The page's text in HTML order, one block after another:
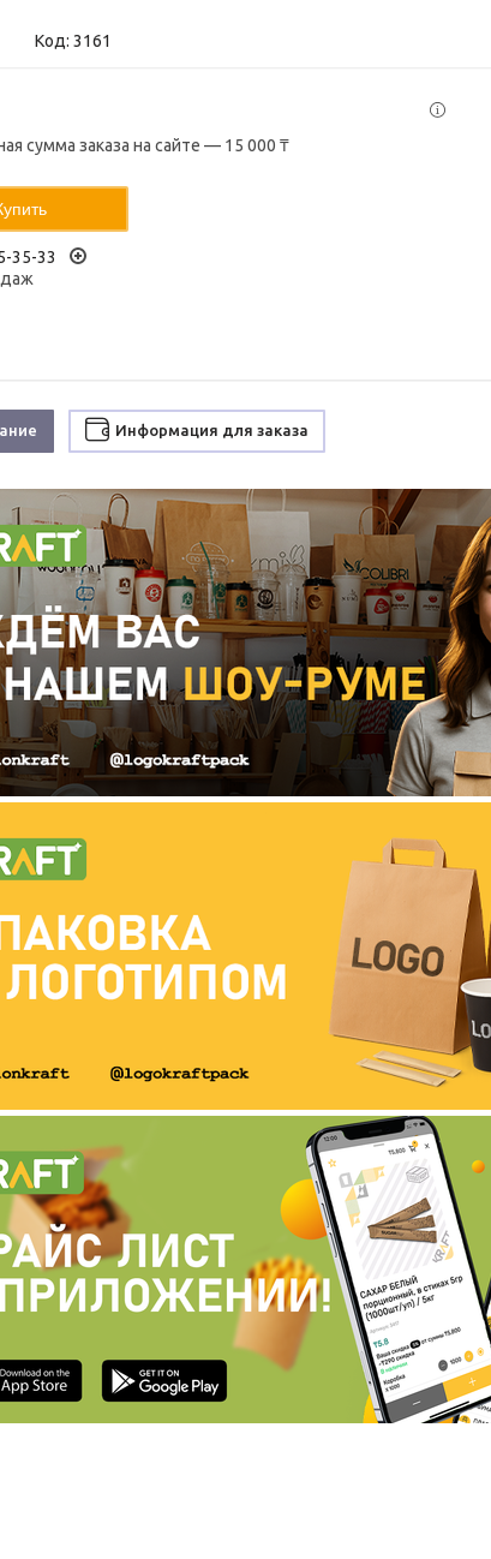
Код: 3161
сумма заказа на сайте — 15 000 ₸
35-33
Информация для заказа